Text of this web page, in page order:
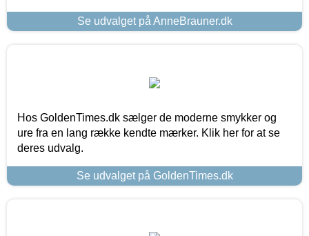
Se udvalget på AnneBrauner.dk
Hos GoldenTimes.dk sælger de moderne smykker og
ure fra en lang række kendte mærker. Klik her for at se
deres udvalg.
Se udvalget på GoldenTimes.dk